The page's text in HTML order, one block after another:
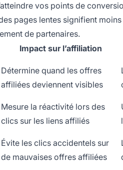
vos points de
pages lentes signifient
de partenaires.
Impact sur l’affiliation
Détermine quand les offres
affiliées deviennent visibles
Mesure la réactivité lors des
clics sur les liens affiliés
Évite les clics accidentels sur
de mauvaises offres affiliées